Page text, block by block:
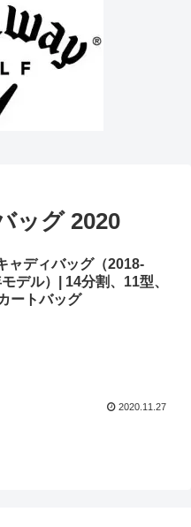
ッグ 2020
ャディバッグ（2018-
デル）| 14分割、11型、
ートバッグ
2020.11.27